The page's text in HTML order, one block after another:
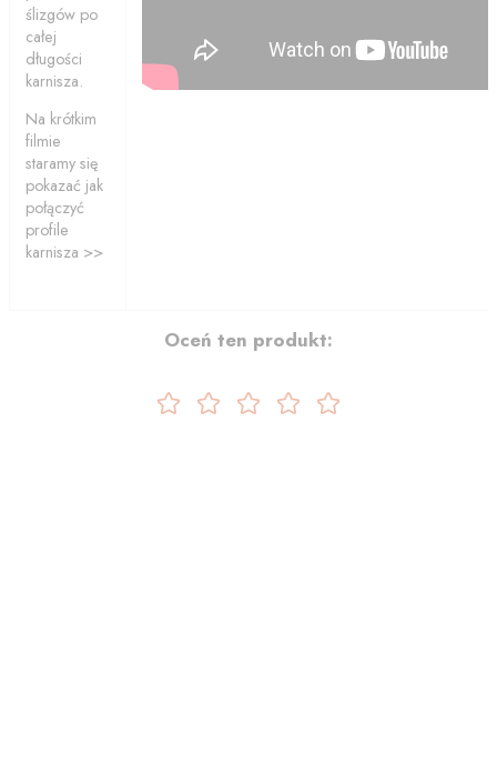
ślizgów po
całej
długości
karnisza.
Na krótkim
filmie
staramy się
pokazać jak
połączyć
profile
karnisza >>
Oceń ten produkt: